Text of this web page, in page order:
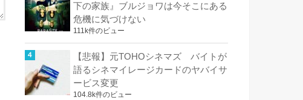
下の家族』ブルジョワは今そこにある
危機に気づけない
111k件のビュー
【悲報】元TOHOシネマズ バイトが
語るシネマイレージカードのヤバイサ
ービス変更
104.8k件のビュー